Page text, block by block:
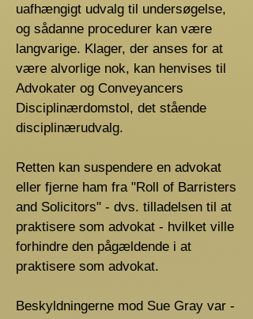
uafhængigt udvalg til undersøgelse,
og sådanne procedurer kan være
langvarige. Klager, der anses for at
være alvorlige nok, kan henvises til
Advokater og Conveyancers
Disciplinærdomstol, det stående
disciplinærudvalg.
Retten kan suspendere en advokat
eller fjerne ham fra "Roll of Barristers
and Solicitors" - dvs. tilladelsen til at
praktisere som advokat - hvilket ville
forhindre den pågældende i at
praktisere som advokat.
Beskyldningerne mod Sue Gray var -